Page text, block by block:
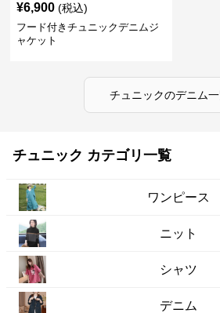
¥6,900 (税込)
フード付きチュニックデニムジ
ャケット
チュニックのデニム
チュニック カテゴリ一覧
ワンピース
ニット
シャツ
デニム